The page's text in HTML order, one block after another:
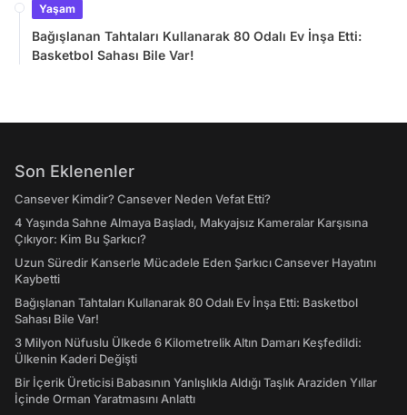
Yaşam
Bağışlanan Tahtaları Kullanarak 80 Odalı Ev İnşa Etti:
Basketbol Sahası Bile Var!
Son Eklenenler
Cansever Kimdir? Cansever Neden Vefat Etti?
4 Yaşında Sahne Almaya Başladı, Makyajsız Kameralar Karşısına
Çıkıyor: Kim Bu Şarkıcı?
Uzun Süredir Kanserle Mücadele Eden Şarkıcı Cansever Hayatını
Kaybetti
Bağışlanan Tahtaları Kullanarak 80 Odalı Ev İnşa Etti: Basketbol
Sahası Bile Var!
3 Milyon Nüfuslu Ülkede 6 Kilometrelik Altın Damarı Keşfedildi:
Ülkenin Kaderi Değişti
Bir İçerik Üreticisi Babasının Yanlışlıkla Aldığı Taşlık Araziden Yıllar
İçinde Orman Yaratmasını Anlattı